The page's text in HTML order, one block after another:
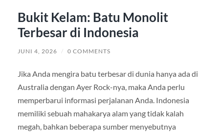
Bukit Kelam: Batu Monolit
Terbesar di Indonesia
JUNI 4, 2026 / 0 COMMENTS
Jika Anda mengira batu terbesar di dunia hanya ada di
Australia dengan Ayer Rock-nya, maka Anda perlu
memperbarui informasi perjalanan Anda. Indonesia
memiliki sebuah mahakarya alam yang tidak kalah
megah, bahkan beberapa sumber menyebutnya